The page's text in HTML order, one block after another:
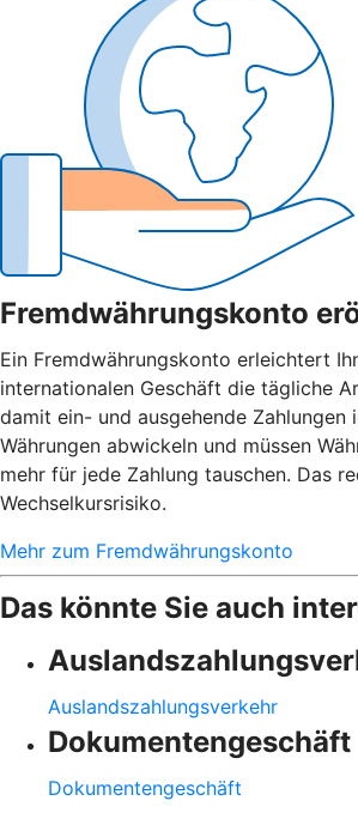
Fremdwährungskonto
Ein Fremdwährungskonto erleichtert
internationalen Geschäft die tägliche
damit ein- und ausgehende Zahlungen
Währungen abwickeln und müssen
mehr für jede Zahlung tauschen. Das
Wechselkursrisiko.
Mehr zum Fremdwährungskonto
Das könnte Sie auch
Auslandszahlungsverkehr
Dokumentengeschäft
Dokumentengeschäft